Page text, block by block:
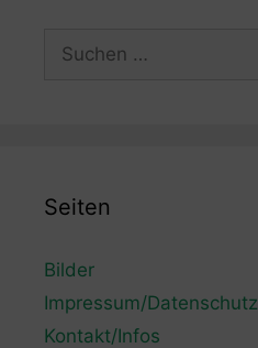
nach:
Seiten
Bilder
Impressum/Datenschutz
Kontakt/Infos